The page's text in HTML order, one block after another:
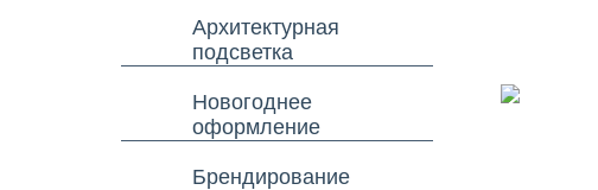
Архитектурная
подсветка
Новогоднее
оформление
Брендирование